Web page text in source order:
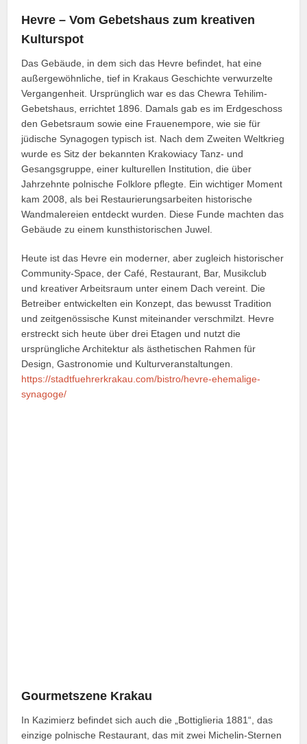
Hevre – Vom Gebetshaus zum kreativen
Kulturspot
Das Gebäude, in dem sich das Hevre befindet, hat eine
außergewöhnliche, tief in Krakaus Geschichte verwurzelte
Vergangenheit. Ursprünglich war es das Chewra Tehilim-
Gebetshaus, errichtet 1896. Damals gab es im Erdgeschoss
den Gebetsraum sowie eine Frauenempore, wie sie für
jüdische Synagogen typisch ist. Nach dem Zweiten Weltkrieg
wurde es Sitz der bekannten Krakowiacy Tanz- und
Gesangsgruppe, einer kulturellen Institution, die über
Jahrzehnte polnische Folklore pflegte. Ein wichtiger Moment
kam 2008, als bei Restaurierungsarbeiten historische
Wandmalereien entdeckt wurden. Diese Funde machten das
Gebäude zu einem kunsthistorischen Juwel.
Heute ist das Hevre ein moderner, aber zugleich historischer
Community‑Space, der Café, Restaurant, Bar, Musikclub
und kreativer Arbeitsraum unter einem Dach vereint. Die
Betreiber entwickelten ein Konzept, das bewusst Tradition
und zeitgenössische Kunst miteinander verschmilzt. Hevre
erstreckt sich heute über drei Etagen und nutzt die
ursprüngliche Architektur als ästhetischen Rahmen für
Design, Gastronomie und Kulturveranstaltungen.
https://stadtfuehrerkrakau.com/bistro/hevre-ehemalige-
synagoge/
Gourmetszene Krakau
In Kazimierz befindet sich auch die „Bottiglieria 1881“, das
einzige polnische Restaurant, das mit zwei Michelin-Sternen